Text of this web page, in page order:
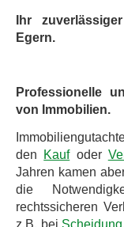
Ihr
Egern.
Professionelle
von Immobilien.
den
Kaufoder
Jahren kamen
die
rechtssicheren